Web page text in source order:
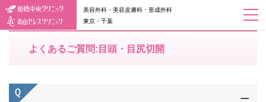
美容外科・美容皮膚科・形成外科
東京・千葉
よくあるご質問:目頭・目尻切開